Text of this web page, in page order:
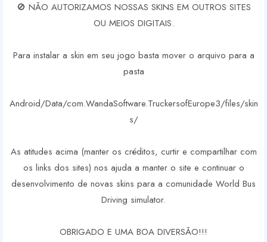
🚫 NÃO AUTORIZAMOS NOSSAS SKINS EM OUTROS SITES
OU MEIOS DIGITAIS.
Para instalar a skin em seu jogo basta mover o arquivo para a
pasta
Android/Data/com.WandaSoftware.TruckersofEurope3/files/skin
s/
As atitudes acima (manter os créditos, curtir e compartilhar com
os links dos sites) nos ajuda a manter o site e continuar o
desenvolvimento de novas skins para a comunidade World Bus
Driving simulator.
OBRIGADO E UMA BOA DIVERSÃO!!!